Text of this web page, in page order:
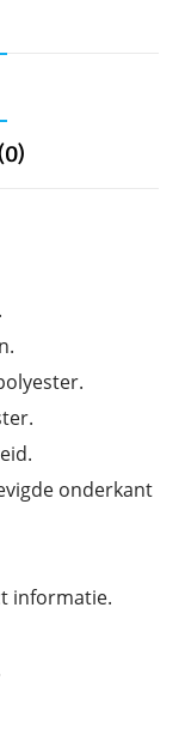
onderkant
informatie.